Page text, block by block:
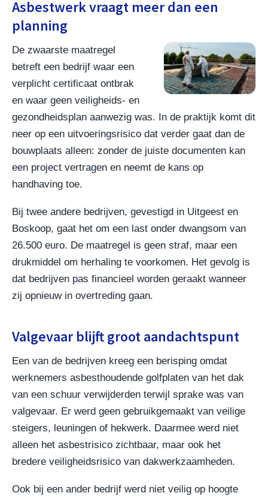
Asbestwerk vraagt meer dan een
planning
De zwaarste maatregel
betreft een bedrijf waar een
verplicht certificaat ontbrak
en waar geen veiligheids- en
gezondheidsplan aanwezig was. In de praktijk komt dit
neer op een uitvoeringsrisico dat verder gaat dan de
bouwplaats alleen: zonder de juiste documenten kan
een project vertragen en neemt de kans op
handhaving toe.
Bij twee andere bedrijven, gevestigd in Uitgeest en
Boskoop, gaat het om een last onder dwangsom van
26.500 euro. De maatregel is geen straf, maar een
drukmiddel om herhaling te voorkomen. Het gevolg is
dat bedrijven pas financieel worden geraakt wanneer
zij opnieuw in overtreding gaan.
Valgevaar blijft groot aandachtspunt
Een van de bedrijven kreeg een berisping omdat
werknemers asbesthoudende golfplaten van het dak
van een schuur verwijderden terwijl sprake was van
valgevaar. Er werd geen gebruikgemaakt van veilige
steigers, leuningen of hekwerk. Daarmee werd niet
alleen het asbestrisico zichtbaar, maar ook het
bredere veiligheidsrisico van dakwerkzaamheden.
Ook bij een ander bedrijf werd niet veilig op hoogte